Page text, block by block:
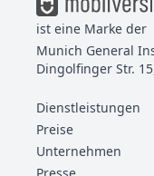
ist eine Marke der
Munich General
Dingolfinger Str.
Dienstleistungen
Preise
Unternehmen
Presse